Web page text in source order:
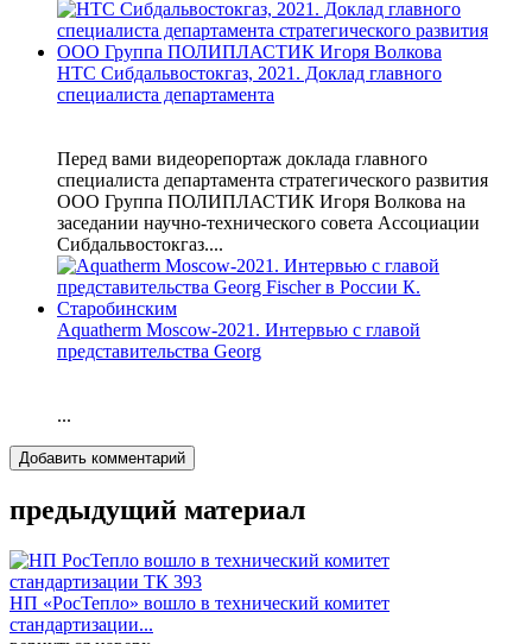
НТС Сибдальвостокгаз, 2021. Доклад главного
специалиста департамента
Перед вами видеорепортаж доклада главного
специалиста департамента стратегического развития
ООО Группа ПОЛИПЛАСТИК Игоря Волкова на
заседании научно-технического совета Ассоциации
Сибдальвостокгаз....
Aquatherm Moscow-2021. Интервью с главой
представительства Georg
...
Добавить комментарий
предыдущий материал
НП «РосТепло» вошло в технический комитет
стандартизации...